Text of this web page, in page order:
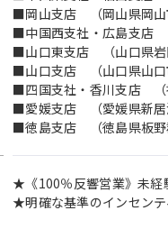
■岡山支店 （岡山県岡山
■中国西支社・広島支店
■山口東支店 （山口県岩
■山口支店 （山口県山口
■四国支社・香川支店 （
■愛媛支店 （愛媛県新居
■徳島支店 （徳島県板野
★《100％反響営業》未経
★明確な基準のインセンテ